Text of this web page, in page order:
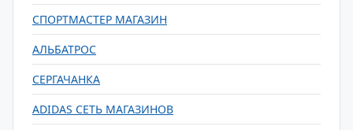
СПОРТМАСТЕР МАГАЗИН
АЛЬБАТРОС
СЕРГАЧАНКА
ADIDAS СЕТЬ МАГАЗИНОВ